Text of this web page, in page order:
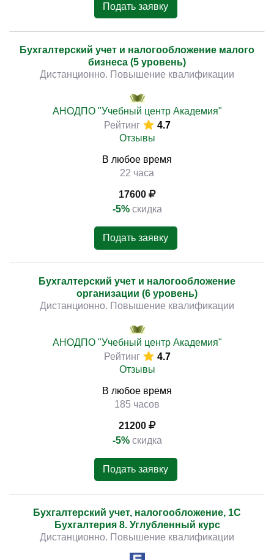
Подать заявку
Бухгалтерский учет и налогообложение малого
бизнеса (5 уровень)
Дистанционно. Повышение квалификации
АНОДПО "Учебный центр Академия"
Рейтинг
4.7
Отзывы
В любое время
22 часа
17600
-5% скидка
Подать заявку
Бухгалтерский учет и налогообложение
организации (6 уровень)
Дистанционно. Повышение квалификации
АНОДПО "Учебный центр Академия"
Рейтинг
4.7
Отзывы
В любое время
185 часов
21200
-5% скидка
Подать заявку
Бухгалтерский учет, налогообложение, 1С
Бухгалтерия 8. Углубленный курс
Дистанционно. Повышение квалификации